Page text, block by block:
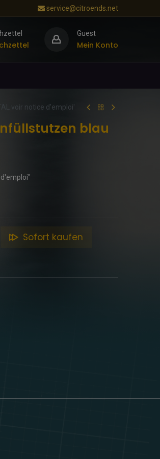
service@citroends.net
Guest
Mein Konto
voir notice d'emploi'
blau
Sofort kaufen